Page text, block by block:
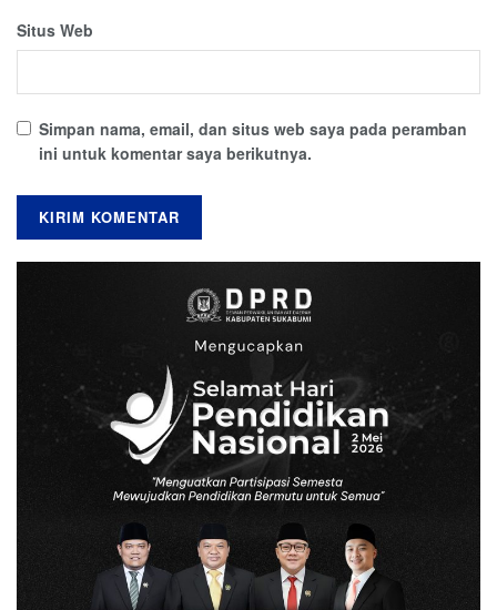
Situs Web
Simpan nama, email, dan situs web saya pada peramban
ini untuk komentar saya berikutnya.